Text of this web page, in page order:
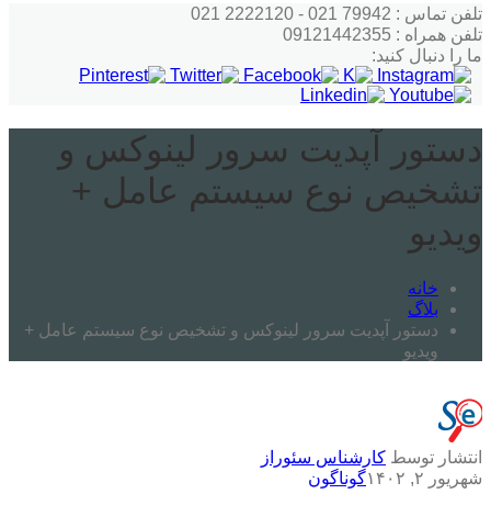
تلفن تماس : 79942 021 - 2222120 021
تلفن همراه : 09121442355
ما را دنبال کنید:
دستور آپدیت سرور لینوکس و
تشخیص نوع سیستم عامل +
ویدیو
خانه
بلاگ
دستور آپدیت سرور لینوکس و تشخیص نوع سیستم عامل +
ویدیو
انتشار توسط کارشناس سئوراز
شهریور ۲, ۱۴۰۲
گوناگون